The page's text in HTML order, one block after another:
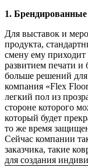
1.
Для выставок и
продукта,
смену ему
развитием печати
больше решений
компания «Flex
легкий пол из
стороне которого
который будет
то же время
Сейчас компании
заказчика, такие
для создания